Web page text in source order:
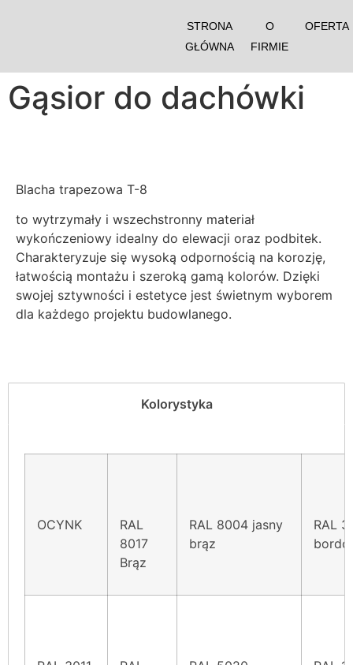
STRONA
GŁÓWNA
O
FIRMIE
OFERTA
Gąsior do dachówki
Blacha trapezowa T-8
to wytrzymały i wszechstronny materiał
wykończeniowy idealny do elewacji oraz podbitek.
Charakteryzuje się wysoką odpornością na korozję,
łatwością montażu i szeroką gamą kolorów. Dzięki
swojej sztywności i estetyce jest świetnym wyborem
dla każdego projektu budowlanego.
Kolorystyka
OCYNK
RAL
8017
Brąz
RAL 8004 jasny
brąz
RAL